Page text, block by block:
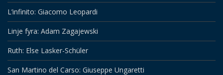
L’infinito: Giacomo Leopardi
Linje fyra: Adam Zagajewski
Ruth: Else Lasker-Schüler
San Martino del Carso: Giuseppe Ungaretti